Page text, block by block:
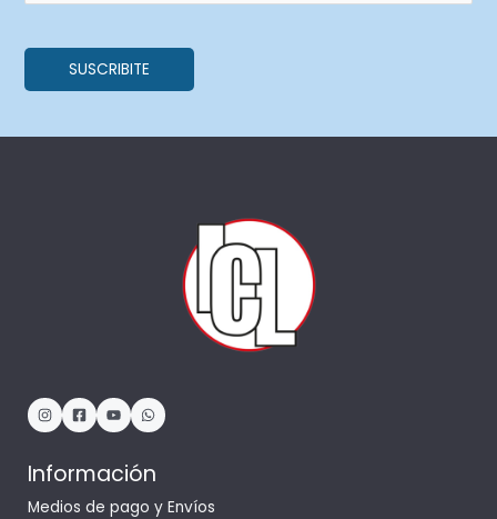
Información
Medios de pago y Envíos